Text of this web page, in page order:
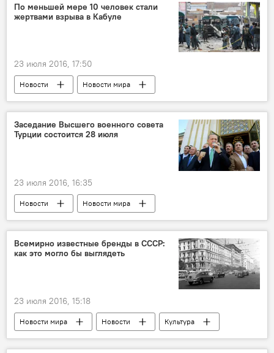
По меньшей мере 10 человек стали
жертвами взрыва в Кабуле
23 июля 2016, 17:50
Новости Новости мира
Заседание Высшего военного совета
Турции состоится 28 июля
23 июля 2016, 16:35
Новости Новости мира
Всемирно известные бренды в СССР:
как это могло бы выглядеть
23 июля 2016, 15:18
Новости мира Новости
Культура
ЖИЗНЬ
Россия
СССР